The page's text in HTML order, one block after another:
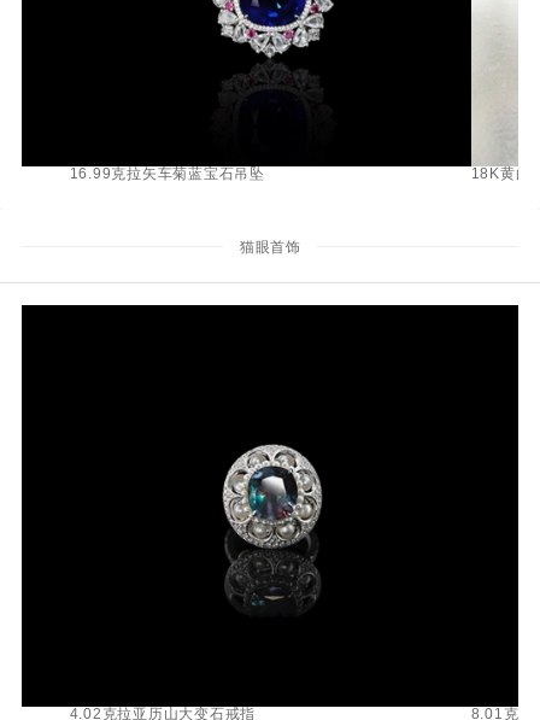
16.99克拉矢车菊蓝宝石吊坠 18K黄白
猫眼首饰
4.02克拉亚历山大变石戒指 8.01克拉